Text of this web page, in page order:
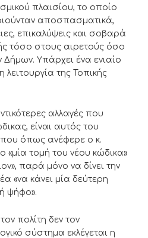
πλαισίου, το οποίο
αποσπασματικά,
επικαλύψεις και σοβαρά
τόσο στους αιρετούς όσο
Δήμων. Υπάρχει ένα ενιαίο
λειτουργία της Τοπικής
αλλαγές που
είναι αυτός του
που όπως ανέφερε ο κ.
«μία τομή του νέου κώδικα»
παρά μόνο να δίνει την
«να κάνει μία δεύτερη
ψήφο».
πολίτη δεν τον
σύστημα εκλέγεται η